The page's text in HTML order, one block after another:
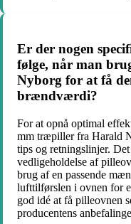
Er der nogen
følge, når man
Nyborg for at få
brændværdi?
For at opnå optimal
mm træpiller fra Harald
tips og retningslinjer.
vedligeholdelse af
brug af en passende
lufttilførslen i ovnen for
god idé at få pilleovnen
producentens